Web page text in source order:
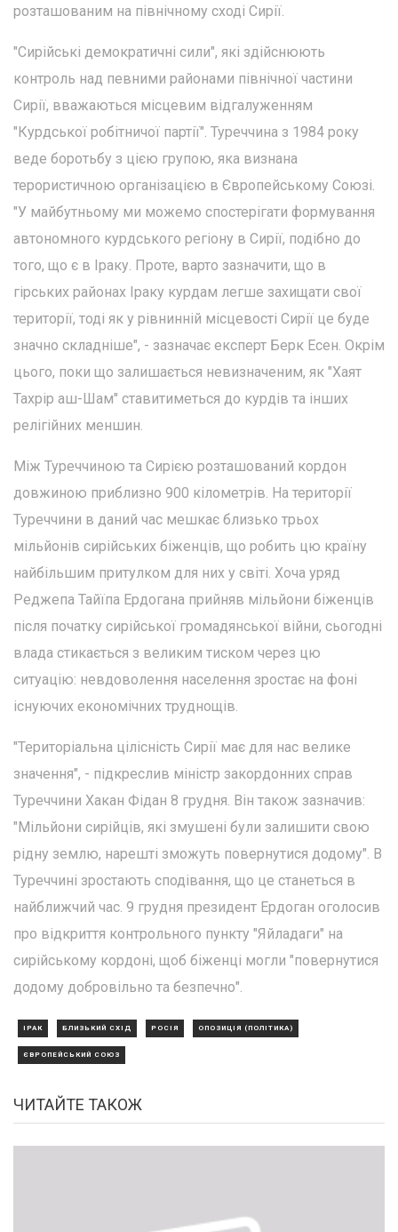
розташованим на північному сході Сирії.
"Сирійські демократичні сили", які здійснюють
контроль над певними районами північної частини
Сирії, вважаються місцевим відгалуженням
"Курдської робітничої партії". Туреччина з 1984 року
веде боротьбу з цією групою, яка визнана
терористичною організацією в Європейському Союзі.
"У майбутньому ми можемо спостерігати формування
автономного курдського регіону в Сирії, подібно до
того, що є в Іраку. Проте, варто зазначити, що в
гірських районах Іраку курдам легше захищати свої
території, тоді як у рівнинній місцевості Сирії це буде
значно складніше", - зазначає експерт Берк Есен. Окрім
цього, поки що залишається невизначеним, як "Хаят
Тахрір аш-Шам" ставитиметься до курдів та інших
релігійних меншин.
Між Туреччиною та Сирією розташований кордон
довжиною приблизно 900 кілометрів. На території
Туреччини в даний час мешкає близько трьох
мільйонів сирійських біженців, що робить цю країну
найбільшим притулком для них у світі. Хоча уряд
Реджепа Тайїпа Ердогана прийняв мільйони біженців
після початку сирійської громадянської війни, сьогодні
влада стикається з великим тиском через цю
ситуацію: невдоволення населення зростає на фоні
існуючих економічних труднощів.
"Територіальна цілісність Сирії має для нас велике
значення", - підкреслив міністр закордонних справ
Туреччини Хакан Фідан 8 грудня. Він також зазначив:
"Мільйони сирійців, які змушені були залишити свою
рідну землю, нарешті зможуть повернутися додому". В
Туреччині зростають сподівання, що це станеться в
найближчий час. 9 грудня президент Ердоган оголосив
про відкриття контрольного пункту "Яйладаги" на
сирійському кордоні, щоб біженці могли "повернутися
додому добровільно та безпечно".
ІРАК БЛИЗЬКИЙ СХІД РОСІЯ ОПОЗИЦІЯ (ПОЛІТИКА)
ЄВРОПЕЙСЬКИЙ СОЮЗ
ЧИТАЙТЕ ТАКОЖ